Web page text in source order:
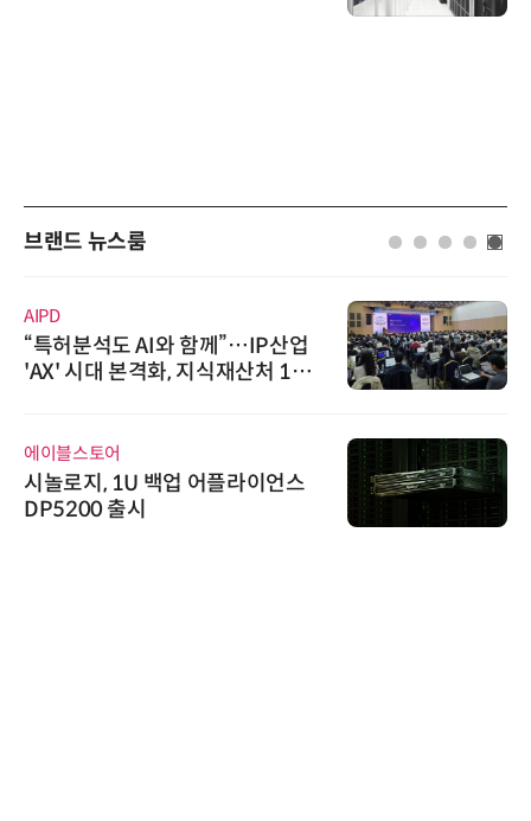
브랜드 뉴스룸
AIPD
“특허분석도 AI와 함께”…IP산업
'AX' 시대 본격화, 지식재산처 1호
에이블스토어
시놀로지, 1U 백업 어플라이언스
DP5200 출시